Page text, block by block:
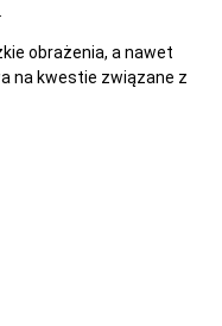
obrażenia, a nawet
na kwestie związane z